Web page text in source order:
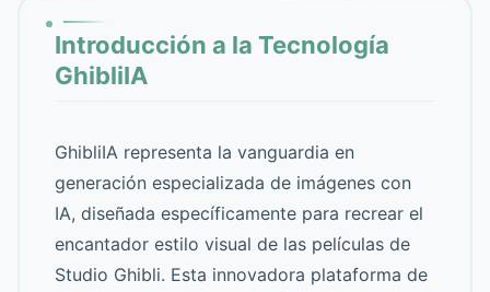
Introducción a la Tecnología
GhibliIA
GhibliIA representa la vanguardia en
generación especializada de imágenes con
IA, diseñada específicamente para recrear el
encantador estilo visual de las películas de
Studio Ghibli. Esta innovadora plataforma de